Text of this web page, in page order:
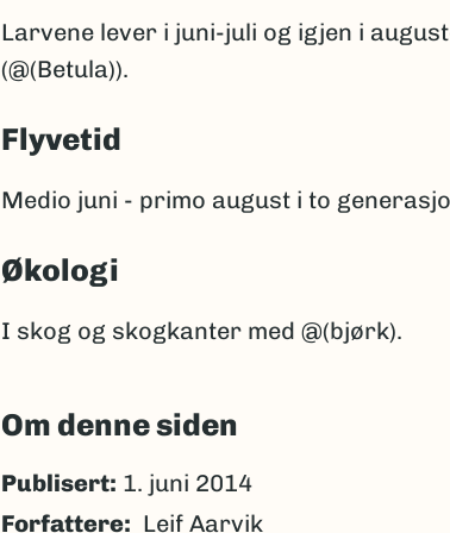
Larvene lever i juni-juli og igjen i
(@(Betula)).
Flyvetid
Medio juni - primo august i to
Økologi
I skog og skogkanter med @(bjørk).
Om denne siden
Publisert: 1. juni 2014
Forfattere
Leif Aarvik